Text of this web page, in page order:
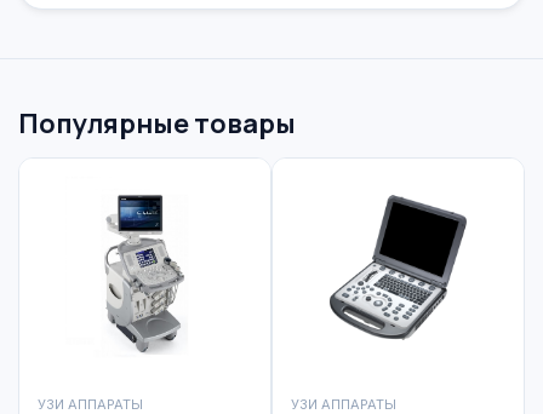
Популярные товары
УЗИ АППАРАТЫ УЗИ АППАРАТЫ